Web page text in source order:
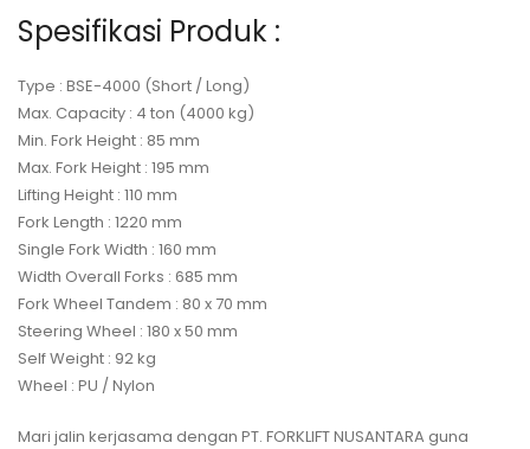
Spesifikasi Produk :
Type : BSE-4000 (Short / Long)
Max. Capacity : 4 ton (4000 kg)
Min. Fork Height : 85 mm
Max. Fork Height : 195 mm
Lifting Height : 110 mm
Fork Length : 1220 mm
Single Fork Width : 160 mm
Width Overall Forks : 685 mm
Fork Wheel Tandem : 80 x 70 mm
Steering Wheel : 180 x 50 mm
Self Weight : 92 kg
Wheel : PU / Nylon
Mari jalin kerjasama dengan PT. FORKLIFT NUSANTARA guna